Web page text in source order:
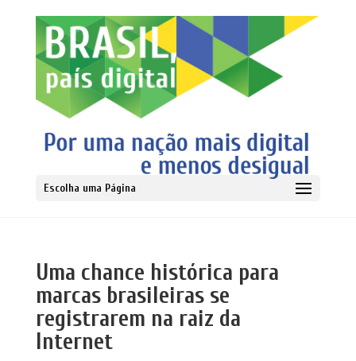
Escolha uma Página
Uma chance histórica para
marcas brasileiras se
registrarem na raiz da
Internet